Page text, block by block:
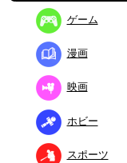
ゲーム
漫画
映画
ホビー
スポーツ